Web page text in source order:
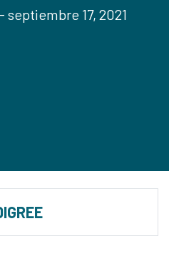
septiembre 17, 2021